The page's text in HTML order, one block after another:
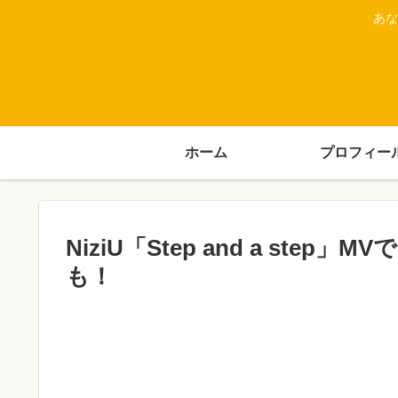
あ
ホーム プロフィー
NiziU「Step and a step」MV
も！